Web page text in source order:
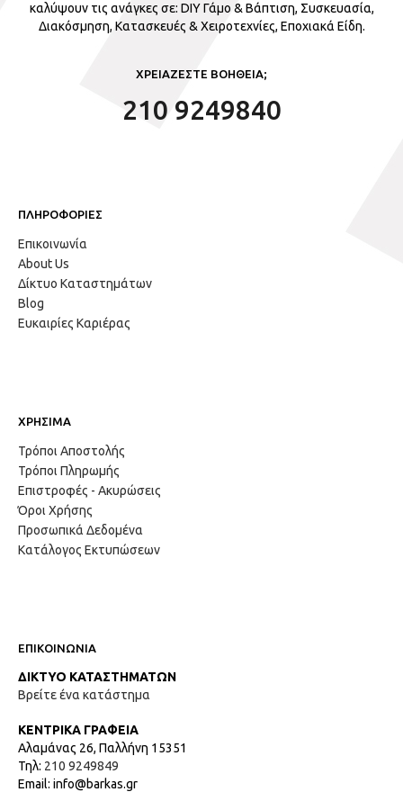
καλύψουν τις ανάγκες σε: DIY Γάμο & Βάπτιση, Συσκευασία,
Διακόσμηση, Κατασκευές & Χειροτεχνίες, Εποχιακά Είδη.
ΧΡΕΙΑΖΕΣΤΕ ΒΟΗΘΕΙΑ;
210 9249840
ΠΛΗΡΟΦΟΡΙΕΣ
Επικοινωνία
About Us
Δίκτυο Καταστημάτων
Blog
Ευκαιρίες Καριέρας
ΧΡΗΣΙΜΑ
Τρόποι Αποστολής
Τρόποι Πληρωμής
Επιστροφές - Ακυρώσεις
Όροι Χρήσης
Προσωπικά Δεδομένα
Κατάλογος Εκτυπώσεων
ΕΠΙΚΟΙΝΩΝΙΑ
ΔΙΚΤΥΟ ΚΑΤΑΣΤΗΜΑΤΩΝ
Βρείτε ένα κατάστημα
ΚΕΝΤΡΙΚΑ ΓΡΑΦΕΙΑ
Αλαμάνας 26, Παλλήνη 15351
Τηλ: 210 9249849
Email: info@barkas.gr